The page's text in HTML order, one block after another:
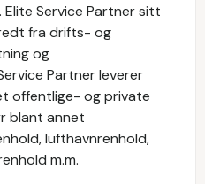
Service Partner sitt
fra drifts- og
og
Partner leverer
offentlige- og private
blant annet
lufthavnrenhold,
m.m.